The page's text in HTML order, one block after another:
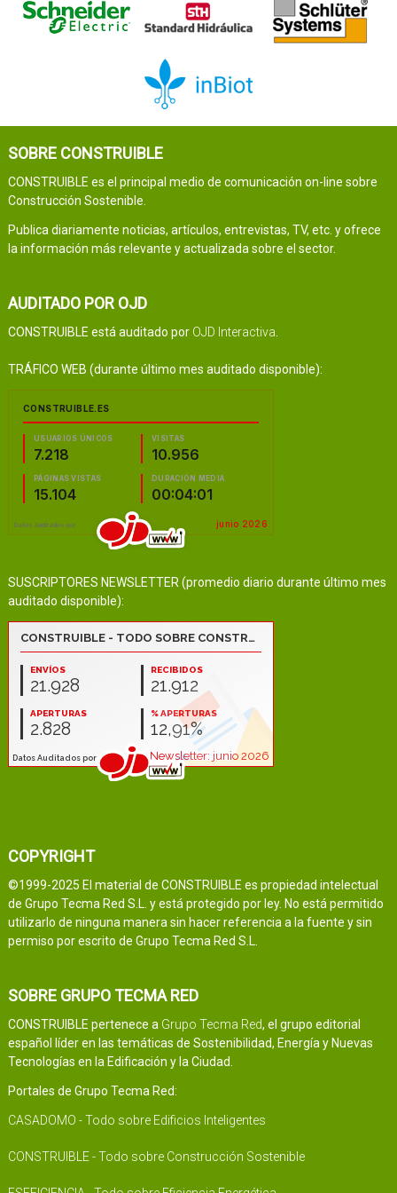
SOBRE CONSTRUIBLE
CONSTRUIBLE es el principal medio de comunicación on-line sobre
Construcción Sostenible.
Publica diariamente noticias, artículos, entrevistas, TV, etc. y ofrece
la información más relevante y actualizada sobre el sector.
AUDITADO POR OJD
CONSTRUIBLE está auditado por OJD Interactiva
TRÁFICO WEB (durante último mes auditado disponible):
SUSCRIPTORES NEWSLETTER (promedio diario durante último mes
auditado disponible):
COPYRIGHT
©1999-2025 El material de CONSTRUIBLE es propiedad intelectual
de Grupo Tecma Red S.L. y está protegido por ley. No está permitido
utilizarlo de ninguna manera sin hacer referencia a la fuente y sin
permiso por escrito de Grupo Tecma Red S.L.
SOBRE GRUPO TECMA RED
CONSTRUIBLE pertenece a Grupo Tecma Red, el grupo editorial
español líder en las temáticas de Sostenibilidad, Energía y Nuevas
Tecnologías en la Edificación y la Ciudad.
Portales de Grupo Tecma Red:
CASADOMO - Todo sobre Edificios Inteligentes
CONSTRUIBLE - Todo sobre Construcción Sostenible